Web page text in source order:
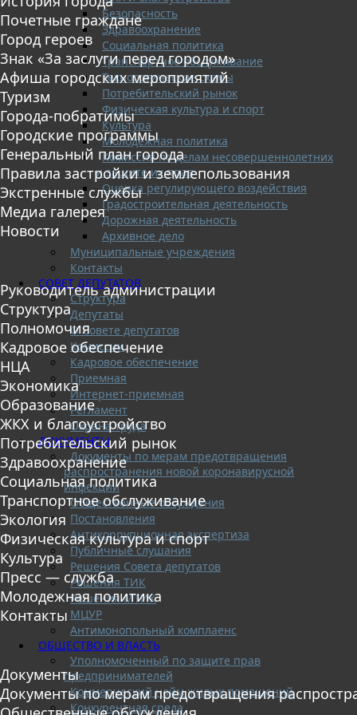
Безопасность
Здравоохранение
Социальная политика
Транспортное обслуживание
Технологические схемы
Потребительский рынок
Физическая культура и спорт
Культура
Молодежная политика
Комиссия по делам несовершеннолетних
и защите их прав
Оценка регулирующего воздействия
Градостроительная деятельность
Дорожная деятельность
Архивное дело
Муниципальные учреждения
Контакты
СОВЕТ ДЕПУТАТОВ
Структура
Депутаты
О Совете депутатов
Комиссии
Кадровое обеспечение
Приемная
Интернет-приемная
Регламент
Охрана труда
ДОКУМЕНТЫ
Документы по мерам предотвращения
распространения новой коронавирусной
инфекции
Общественные обсуждения
Постановления
Антикоррупционная экспертиза
Публичные слушания
Решения Совета депутатов
Решения ТИК
Решения МТИК
МЦУР
Антимонопольный комплаенс
ОБЩЕСТВО И ВЛАСТЬ
Уполномоченный по защите прав
предпринимателей
Коммерческий найм жилых помещений
Конкурентная среда
Почетные граждане
Город героев
Знак «За заслуги перед городом»
Афиша городских мероприятий
Туризм
Города-побратимы
Городские программы
Генеральный план города
Правила застройки и землепользования
Экстренные службы
Медиа галерея
Новости
Руководитель администрации
Структура
Полномочия
Кадровое обеспечение
НЦА
Экономика
Образование
ЖКХ и благоустройство
Потребительский рынок
Здравоохранение
Социальная политика
Транспортное обслуживание
Экология
Физическая культура и спорт
Культура
Пресс — служба
Молодежная политика
Контакты
Документы
Документы по мерам предотвращения